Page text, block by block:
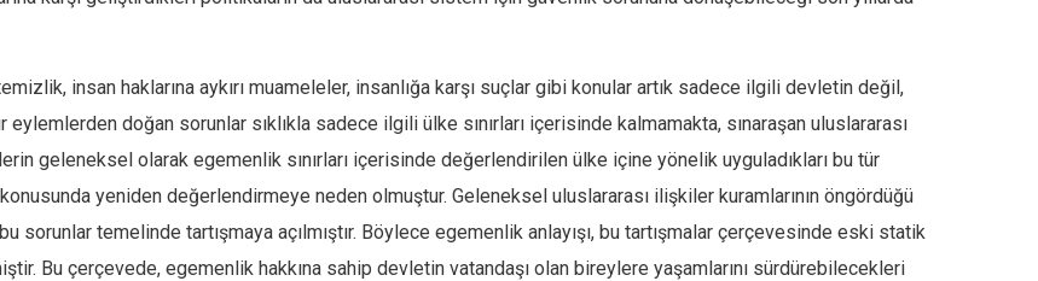
insan haklarına aykırı muameleler, insanlığa karşı suçlar gibi konular artık sadece ilgili devletin değil,
doğan sorunlar sıklıkla sadece ilgili ülke sınırları içerisinde kalmamakta, sınaraşan uluslararası
geleneksel olarak egemenlik sınırları içerisinde değerlendirilen ülke içine yönelik uyguladıkları bu tür
yeniden değerlendirmeye neden olmuştur. Geleneksel uluslararası ilişkiler kuramlarının öngördüğü
sorunlar temelinde tartışmaya açılmıştır. Böylece egemenlik anlayışı, bu tartışmalar çerçevesinde eski statik
Bu çerçevede, egemenlik hakkına sahip devletin vatandaşı olan bireylere yaşamlarını sürdürebilecekleri